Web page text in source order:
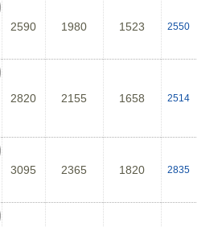
2590 1980 1523 2550
2820 2155 1658 2514
3095 2365 1820 2835